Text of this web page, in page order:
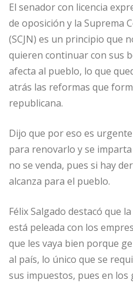
El senador con licencia
de oposición y la Suprema
(SCJN) es un principio que
quieren continuar con sus
afecta al pueblo, lo que
atrás las reformas que
republicana.
Dijo que por eso es
para renovarlo y se
no se venda, pues si hay
alcanza para el pueblo.
Félix Salgado destacó que
está peleada con los
que les vaya bien porque
al país, lo único que se
sus impuestos, pues en